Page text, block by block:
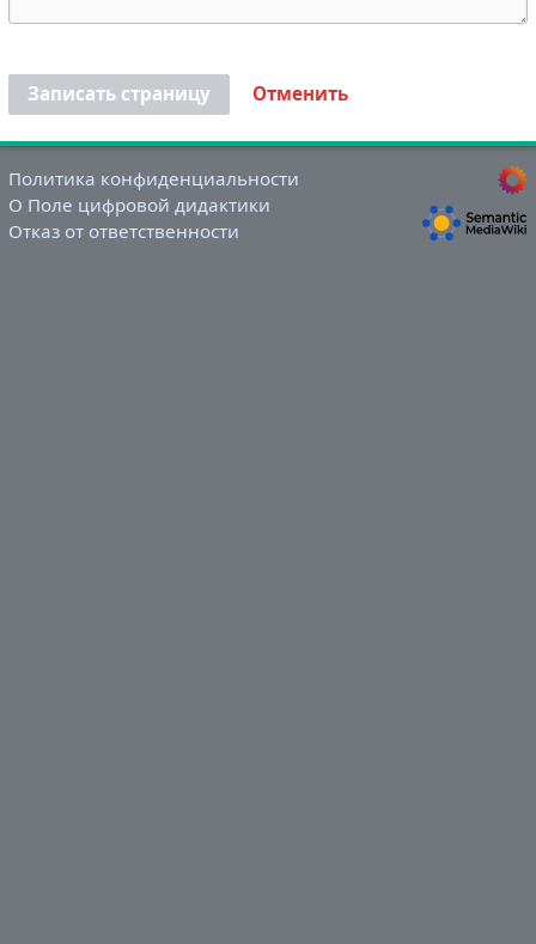
Записать страницу Отменить
Политика конфиденциальности
О Поле цифровой дидактики
Отказ от ответственности